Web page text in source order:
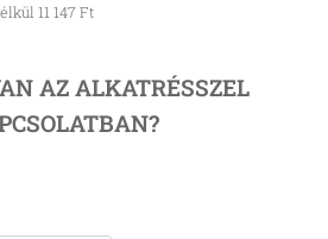
11 147 Ft
AZ ALKATRÉSSZEL